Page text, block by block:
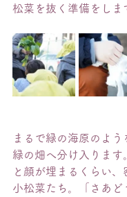
松菜を抜く準備をしま
まるで緑の海原のよ
緑の畑へ分け入ります
と顔が埋まるくらい、
小松菜たち。「さあど